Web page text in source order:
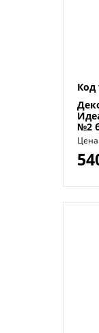
Код
№2